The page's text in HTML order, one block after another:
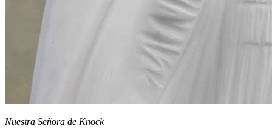
Nuestra Señora de Knock